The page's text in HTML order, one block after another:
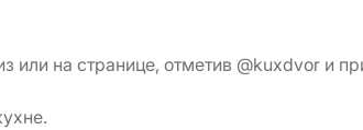
или на странице, отметив @kuxdvor и